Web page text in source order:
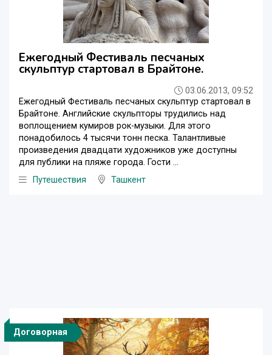
Ежегодный Фестиваль песчаных
скульптур стартовал в Брайтоне.
03.06.2013, 09:52
Ежегодный Фестиваль песчаных скульптур стартовал в
Брайтоне. Английские скульпторы трудились над
воплощением кумиров рок-музыки. Для этого
понадобилось 4 тысячи тонн песка. Талантливые
произведения двадцати художников уже доступны
для публики на пляже города. Гости ...
Путешествия
Ташкент
Договорная